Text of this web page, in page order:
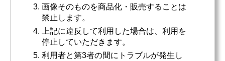
画像そのものを商品化・販売することは
禁止します。
上記に違反して利用した場合は、利用を
停止していただきます。
利用者と第3者の間にトラブルが発生し